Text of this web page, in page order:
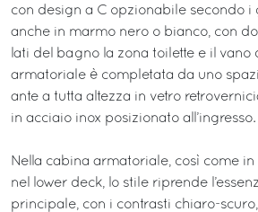
con design a C opzionabile secondo i
anche in marmo nero o bianco, con
lati del bagno la zona toilette e il vano
armatoriale è completata da uno
ante a tutta altezza in vetro
in acciaio inox posizionato all’ingresso.
Nella cabina armatoriale, così come
nel lower deck, lo stile riprende
principale, con i contrasti chiaro-